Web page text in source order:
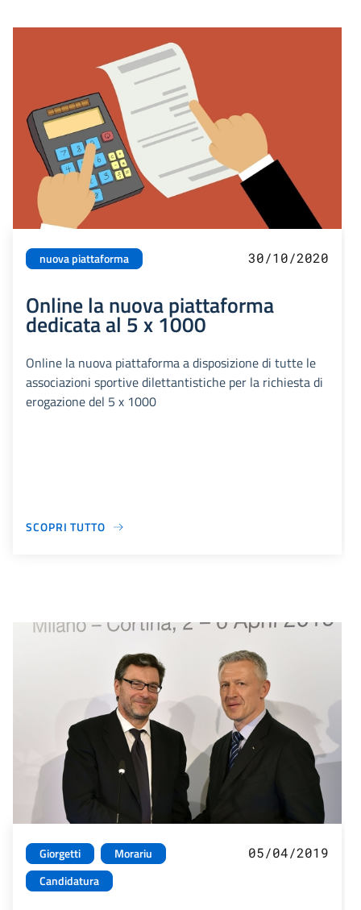
nuova piattaforma 30/10/2020
Online la nuova piattaforma
dedicata al 5 x 1000
Online la nuova piattaforma a disposizione di tutte le
associazioni sportive dilettantistiche per la richiesta di
erogazione del 5 x 1000
SCOPRI TUTTO
Giorgetti
Morariu
Candidatura
05/04/2019